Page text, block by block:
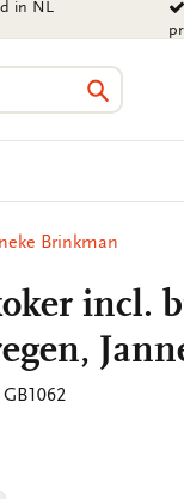
in NL
Zoeken
Brinkman
incl.